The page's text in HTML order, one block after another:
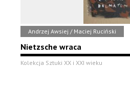
Andrzej Awsiej / Maciej Ruciński
Nietzsche wraca
Kolekcja Sztuki XX i XXI wieku